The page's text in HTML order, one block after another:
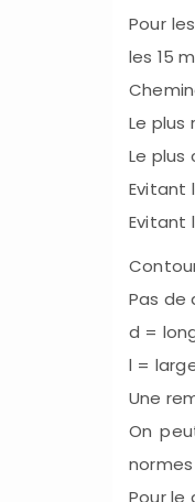
Pour
les 15
Le plus
Le plus
Evitant
Evitant
Pas de
d =
l =
Une
On
normes
Pour le